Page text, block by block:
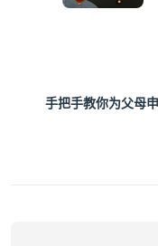
手把手教你为父母